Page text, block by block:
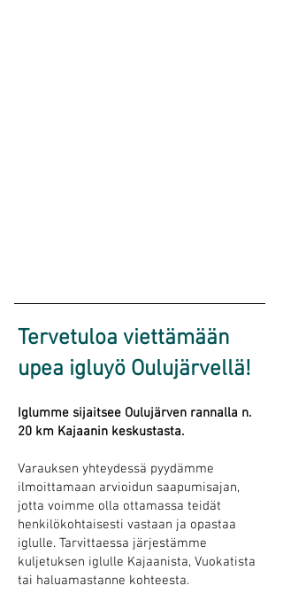
Tervetuloa viettämään
upea igluyö Oulujärvellä!
Iglumme sijaitsee Oulujärven rannalla n.
20 km Kajaanin keskustasta.
Varauksen yhteydessä pyydämme
ilmoittamaan arvioidun saapumisajan,
jotta voimme olla ottamassa teidät
henkilökohtaisesti vastaan ja opastaa
iglulle. Tarvittaessa järjestämme
kuljetuksen iglulle Kajaanista, Vuokatista
tai haluamastanne kohteesta.